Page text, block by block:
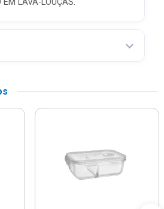
EM LAVA-LOUÇAS.